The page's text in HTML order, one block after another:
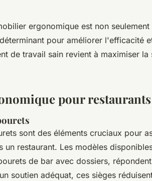
ergonomique est non
pour améliorer l'efficacité
de travail sain revient à maximiser
pour restaurants
sont des éléments cruciaux pour
un restaurant. Les modèles
de bar avec dossiers,
soutien adéquat, ces sièges